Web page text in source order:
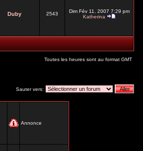
Duby 2543
Dim Fév 11, 2007 7:29 pm
Katherina
Toutes les heures sont au format GMT
Sauter vers:
Annonce